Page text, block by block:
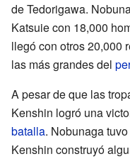
de Tedorigawa.
Katsuie con 18,000
llegó con otros 20,000
las más grandes del
A pesar de que las
Kenshin logró una
batalla. Nobunaga
Kenshin construyó